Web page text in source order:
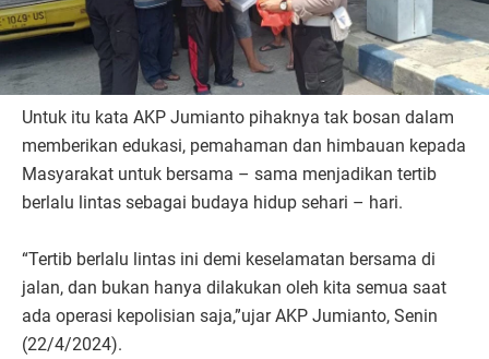
Untuk itu kata AKP Jumianto pihaknya tak bosan dalam
memberikan edukasi, pemahaman dan himbauan kepada
Masyarakat untuk bersama – sama menjadikan tertib
berlalu lintas sebagai budaya hidup sehari – hari.
“Tertib berlalu lintas ini demi keselamatan bersama di
jalan, dan bukan hanya dilakukan oleh kita semua saat
ada operasi kepolisian saja,”ujar AKP Jumianto, Senin
(22/4/2024).